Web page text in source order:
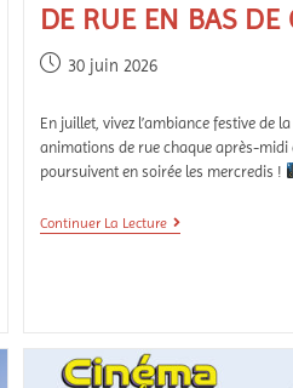
DE RUE EN BAS DE
30 juin 2026
En juillet, vivez l’ambiance festive de
animations de rue chaque après-midi
poursuivent en soirée les mercredis !
Continuer La Lecture